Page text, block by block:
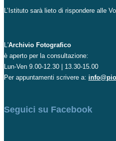
L’Istituto sarà lieto di rispondere alle
L'Archivio Fotografico
è aperto per la consultazione:
Lun-Ven 9.00-12.30 | 13.30-15.00
Per appuntamenti scrivere a:
Seguici su Facebook